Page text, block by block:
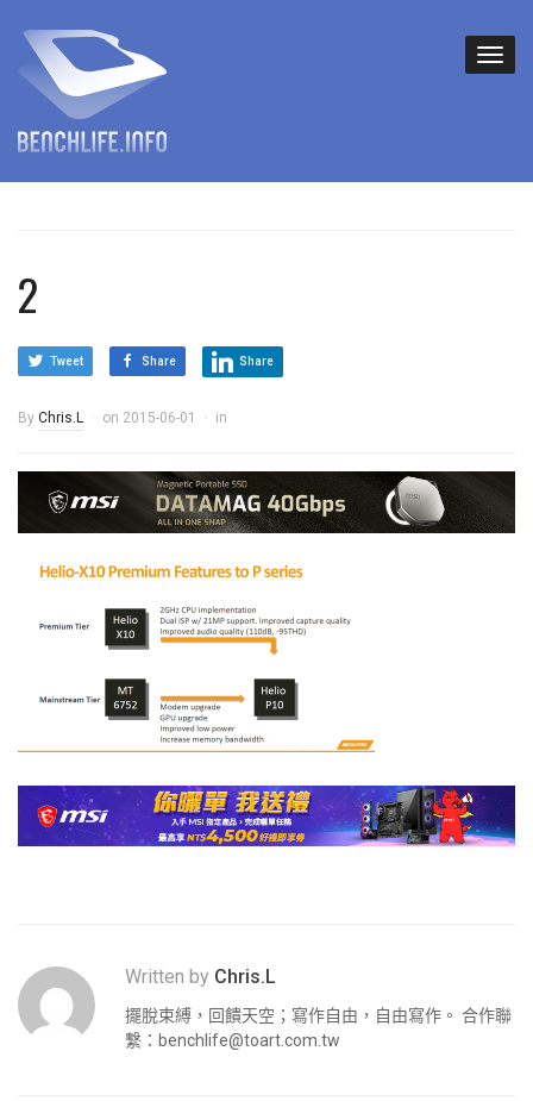
2
Tweet Share Share
By Chris.L on 2015-06-01 in
Written by Chris.L
擺脫束縛，回饋天空；寫作自由，自由寫作。 合作聯
繫： benchlife@toart.com.tw